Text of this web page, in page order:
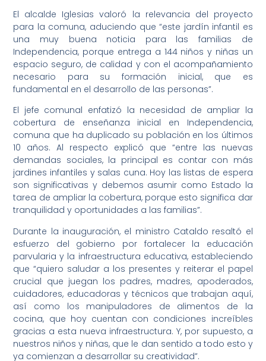
El alcalde Iglesias valoró la relevancia del proyecto
para la comuna, aduciendo que “este jardín infantil es
una muy buena noticia para las familias de
Independencia, porque entrega a 144 niños y niñas un
espacio seguro, de calidad y con el acompañamiento
necesario para su formación inicial, que es
fundamental en el desarrollo de las personas”.
El jefe comunal enfatizó la necesidad de ampliar la
cobertura de enseñanza inicial en Independencia,
comuna que ha duplicado su población en los últimos
10 años. Al respecto explicó que “entre las nuevas
demandas sociales, la principal es contar con más
jardines infantiles y salas cuna. Hoy las listas de espera
son significativas y debemos asumir como Estado la
tarea de ampliar la cobertura, porque esto significa dar
tranquilidad y oportunidades a las familias”.
Durante la inauguración, el ministro Cataldo resaltó el
esfuerzo del gobierno por fortalecer la educación
parvularia y la infraestructura educativa, estableciendo
que “quiero saludar a los presentes y reiterar el papel
crucial que juegan los padres, madres, apoderados,
cuidadores, educadoras y técnicos que trabajan aquí,
así como los manipuladores de alimentos de la
cocina, que hoy cuentan con condiciones increíbles
gracias a esta nueva infraestructura. Y, por supuesto, a
nuestros niños y niñas, que le dan sentido a todo esto y
ya comienzan a desarrollar su creatividad”.